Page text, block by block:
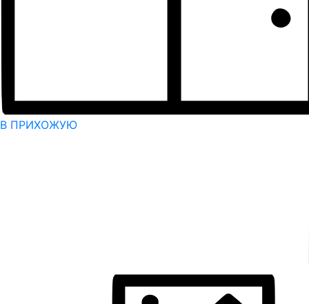
В ПРИХОЖУЮ